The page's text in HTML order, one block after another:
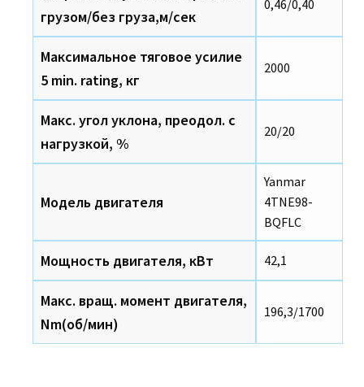
грузом/без груза,м/сек
0,46/0,40
Максимальное тяговое усилие
5 min. rating, кг
2000
Макс. угол уклона, преодол. с
нагрузкой, %
20/20
Модель двигателя
Yanmar
4TNE98-
BQFLC
Мощность двигателя, кВт 42,1
Макс. вращ. момент двигателя,
Nm(об/мин)
196,3/1700